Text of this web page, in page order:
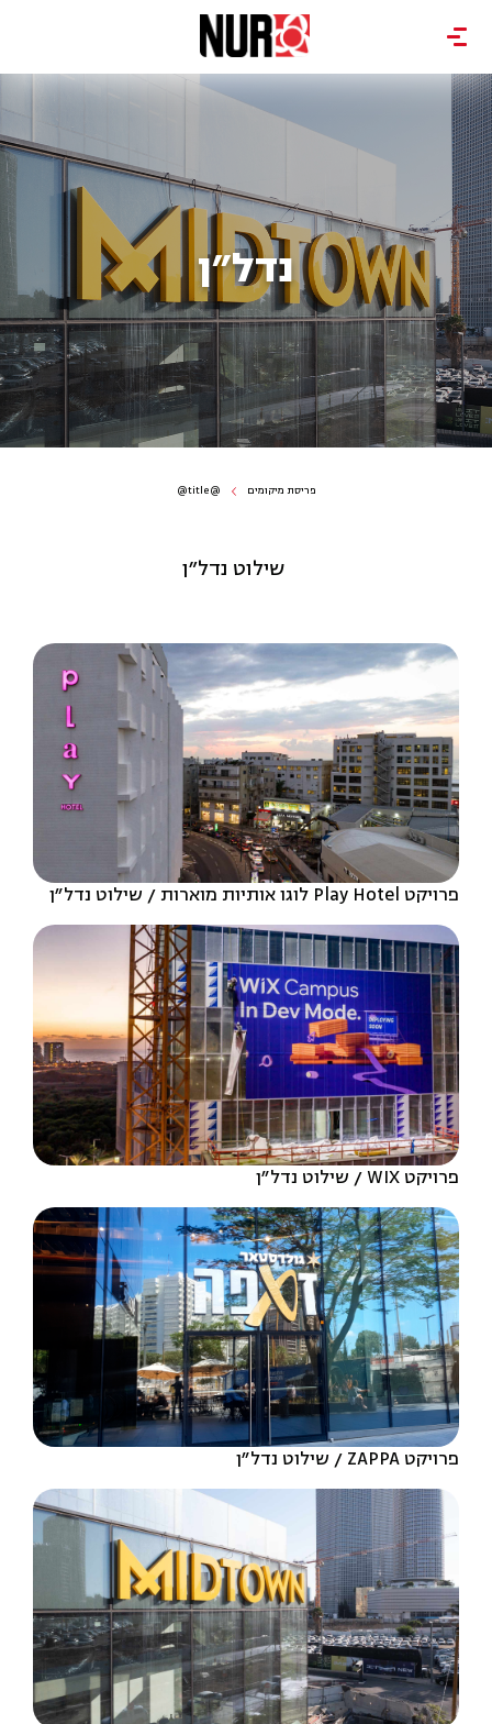
נדל"ן
פריסת מיקומים @title@
שילוט נדל״ן
פרויקט Play Hotel לוגו אותיות מוארות שילוט נדל״ן
פרויקט WIX שילוט נדל״ן
פרויקט ZAPPA שילוט נדל״ן